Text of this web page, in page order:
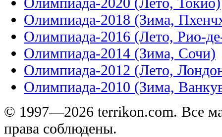
Олимпиада-2018 (Зима,
Олимпиада-2016 (Лето, Рио-
Олимпиада-2014 (Зима, Сочи)
Олимпиада-2012 (Лето,
Олимпиада-2010 (Зима,
© 1997—2026 terrikon.com. Все
права соблюдены.